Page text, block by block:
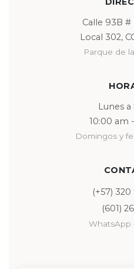
Calle 93B #
Local 302,
Parque de
Lunes a
10:00 am
Domingos y
(+57) 320
(601)
WhatsApp